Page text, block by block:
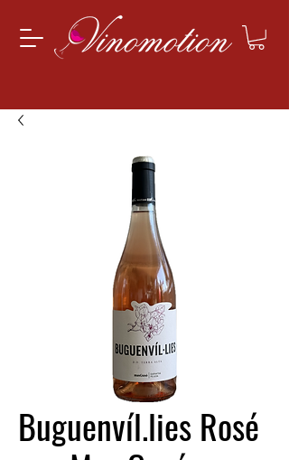
Buguenvíl.lies Rosé